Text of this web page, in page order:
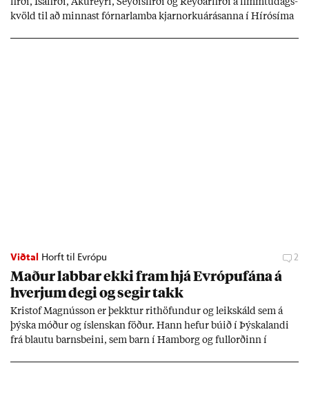
firði, Ísa­firði, Ak­ur­eyri, Seyð­is­firði og Reyð­ar­firði á fimmtu­dags­
kvöld til að minn­ast fórn­ar­lamba kjarn­orku­árás­anna í Hírósíma
Viðtal Horft til Evrópu 2
Mað­ur labb­ar ekki fram hjá Evr­ópuf­ána á
hverj­um degi og seg­ir takk
Kri­stof Magnús­son er þekkt­ur rit­höf­und­ur og leik­skáld sem á
þýska móð­ur og ís­lensk­an föð­ur. Hann hef­ur bú­ið í Þýskalandi
frá blautu barns­beini, sem barn í Ham­borg og full­orð­inn í